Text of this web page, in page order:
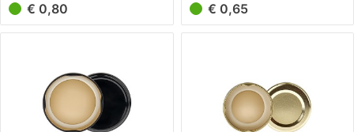
€ 0,80 € 0,65